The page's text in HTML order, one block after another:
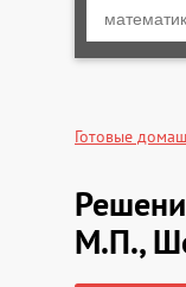
Готовые
М.П.,